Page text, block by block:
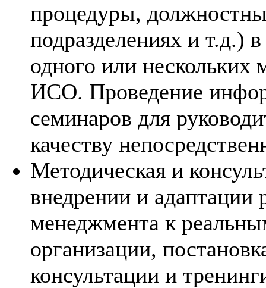
процедуры,
подразделениях и т.д.)
одного или нескольких
ИСО. Проведение
семинаров для
качеству
Методическая и
внедрении и адаптации
менеджмента к
организации,
консультации и